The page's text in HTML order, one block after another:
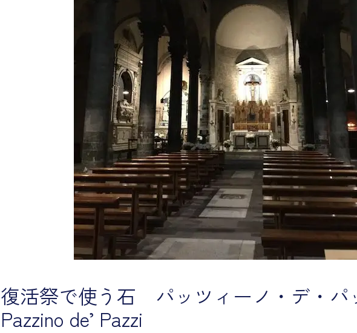
復活祭で使う石 パッツィーノ・デ・パ
Pazzino de’ Pazzi